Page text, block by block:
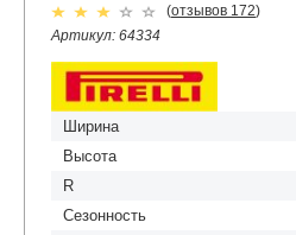
(отзывов 172)
Артикул: 64334
Ширина
Высота
R
Сезонность